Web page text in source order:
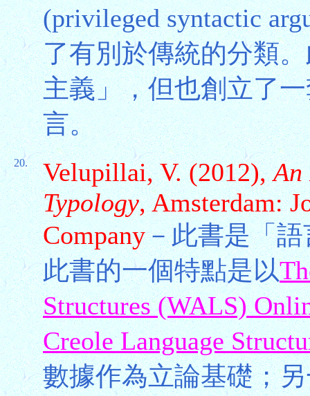
(privileged syntactic
了有別於傳統的分類
主義」，但也創立了
言。
20. Velupillai, V. (2012),
Typology, Amsterdam:
Company－此書是「
此書的一個特點是以
Structures (WALS)
Creole Language
數據作為立論基礎；